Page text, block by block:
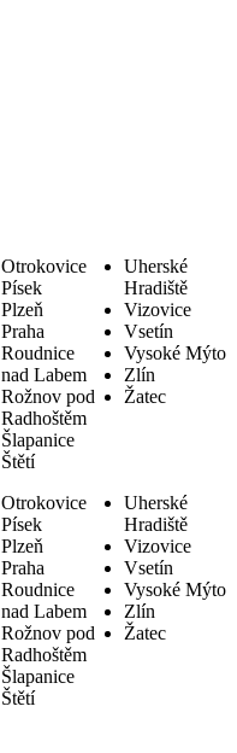
Otrokovice
Písek
Plzeň
Praha
Roudnice
nad Labem
Rožnov pod
Radhoštěm
Šlapanice
Štětí
Uherské
Hradiště
Vizovice
Vsetín
Vysoké Mýto
Zlín
Žatec
Otrokovice
Písek
Plzeň
Praha
Roudnice
nad Labem
Rožnov pod
Radhoštěm
Šlapanice
Štětí
Uherské
Hradiště
Vizovice
Vsetín
Vysoké Mýto
Zlín
Žatec